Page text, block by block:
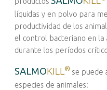
líquidas y en polvo para
productividad de los
el control bacteriano en la
durante los períodos
SALMOKILL® se puede
especies de animales: